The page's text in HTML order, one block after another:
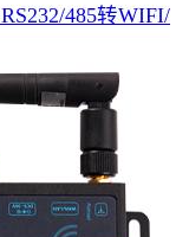
RS232/485转WIFI/